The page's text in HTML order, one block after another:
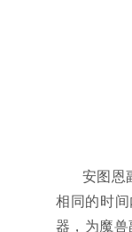
安图恩
相同的时
器，为魔